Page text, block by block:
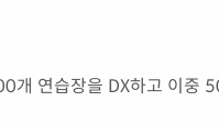
개 연습장을 DX하고 이중